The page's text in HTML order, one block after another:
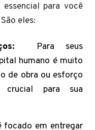
para você
eles:
Para seus
humano é muito
de obra ou esforço
para sua
focado em entregar